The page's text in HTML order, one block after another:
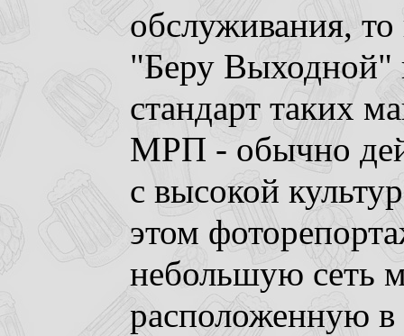
обслуживания, то
"Беру Выходной"
стандарт таких
МРП - обычно
с высокой
этом
небольшую сеть
расположенную в